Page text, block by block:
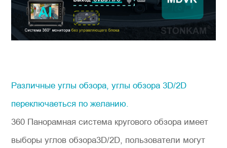
Различные углы обзора, углы обзора 3D/2D
переключаеться по желанию.
360 Панорамная система кругового обзора имеет
выборы углов обзора3D/2D, пользователи могут